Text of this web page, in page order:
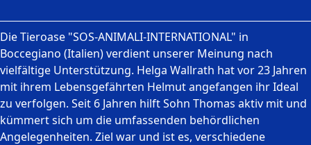
Die Tieroase "SOS-ANIMALI-INTERNATIONAL" in
Boccegiano (Italien) verdient unserer Meinung nach
vielfältige Unterstützung. Helga Wallrath hat vor 23 Jahren
mit ihrem Lebensgefährten Helmut angefangen ihr Ideal
zu verfolgen. Seit 6 Jahren hilft Sohn Thomas aktiv mit und
kümmert sich um die umfassenden behördlichen
Angelegenheiten. Ziel war und ist es, verschiedene